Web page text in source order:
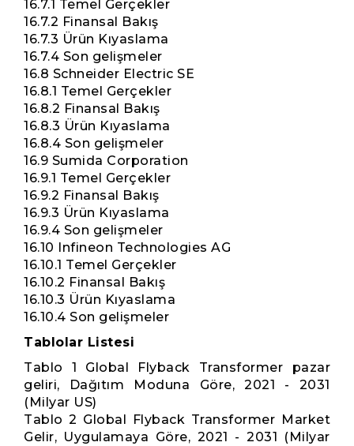
16.7.1 Temel Gerçekler
16.7.2 Finansal Bakış
16.7.3 Ürün Kıyaslama
16.7.4 Son gelişmeler
16.8 Schneider Electric SE
16.8.1 Temel Gerçekler
16.8.2 Finansal Bakış
16.8.3 Ürün Kıyaslama
16.8.4 Son gelişmeler
16.9 Sumida Corporation
16.9.1 Temel Gerçekler
16.9.2 Finansal Bakış
16.9.3 Ürün Kıyaslama
16.9.4 Son gelişmeler
16.10 Infineon Technologies AG
16.10.1 Temel Gerçekler
16.10.2 Finansal Bakış
16.10.3 Ürün Kıyaslama
16.10.4 Son gelişmeler
Tablolar Listesi
Tablo 1 Global Flyback Transformer pazar
geliri, Dağıtım Moduna Göre, 2021 - 2031
(Milyar US)
Tablo 2 Global Flyback Transformer Market
Gelir, Uygulamaya Göre, 2021 - 2031 (Milyar